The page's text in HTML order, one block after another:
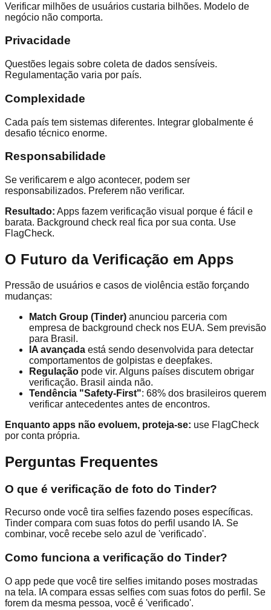
Verificar milhões de usuários custaria bilhões. Modelo de
negócio não comporta.
Privacidade
Questões legais sobre coleta de dados sensíveis.
Regulamentação varia por país.
Complexidade
Cada país tem sistemas diferentes. Integrar globalmente é
desafio técnico enorme.
Responsabilidade
Se verificarem e algo acontecer, podem ser
responsabilizados. Preferem não verificar.
Resultado: Apps fazem verificação visual porque é fácil e
barata. Background check real fica por sua conta. Use
FlagCheck.
O Futuro da Verificação em Apps
Pressão de usuários e casos de violência estão forçando
mudanças:
Match Group (Tinder) anunciou parceria com
empresa de background check nos EUA. Sem previsão
para Brasil.
IA avançada está sendo desenvolvida para detectar
comportamentos de golpistas e deepfakes.
Regulação pode vir. Alguns países discutem obrigar
verificação. Brasil ainda não.
Tendência "Safety-First": 68% dos brasileiros querem
verificar antecedentes antes de encontros.
Enquanto apps não evoluem, proteja-se: use FlagCheck
por conta própria.
Perguntas Frequentes
O que é verificação de foto do Tinder?
Recurso onde você tira selfies fazendo poses específicas.
Tinder compara com suas fotos do perfil usando IA. Se
combinar, você recebe selo azul de 'verificado'.
Como funciona a verificação do Tinder?
O app pede que você tire selfies imitando poses mostradas
na tela. IA compara essas selfies com suas fotos do perfil. Se
forem da mesma pessoa, você é 'verificado'.